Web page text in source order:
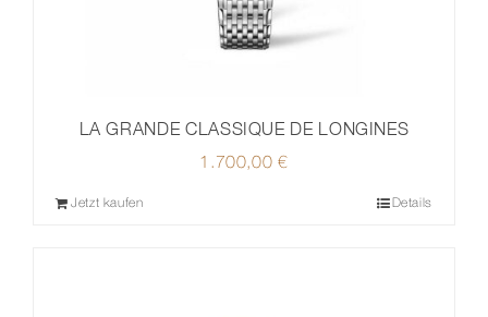
LA GRANDE CLASSIQUE DE LONGINES
1.700,00€
Jetzt kaufen Details